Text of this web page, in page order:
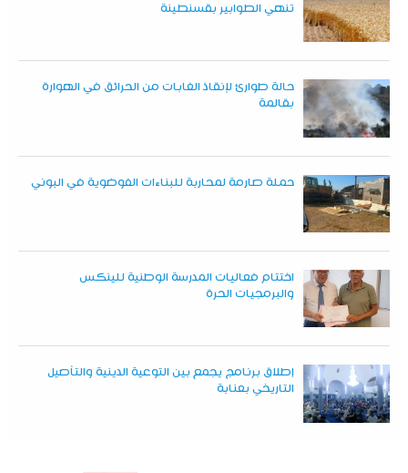
تنهي الطوابير بقسنطينة
حالة طوارئ لإنقاذ الغابات من الحرائق في الهوارة
بقالمة
حملة صارمة لمحاربة للبناءات الفوضوية في البوني
اختتام فعاليات المدرسة الوطنية للينكس
والبرمجيات الحرة
إطلاق برنامج يجمع بين التوعية الدينية والتأصيل
التاريخي بعنابة